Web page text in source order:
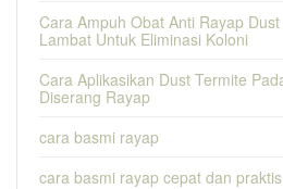
Cara Ampuh Obat Anti Rayap
Lambat Untuk Eliminasi Koloni
Cara Aplikasikan Dust Termite
Diserang Rayap
cara basmi rayap
cara basmi rayap cepat dan praktis